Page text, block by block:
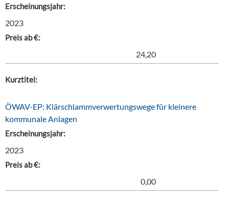
Erscheinungsjahr:
2023
Preis ab €:
24,20
Kurztitel:
ÖWAV-EP: Klärschlammverwertungswege für kleinere
kommunale Anlagen
Erscheinungsjahr:
2023
Preis ab €:
0,00